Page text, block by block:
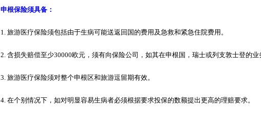
申根保险须具备 ：
1. 旅游医疗保险须包括由于生病可能送返回国的费用及急救和紧急住院费用。
2. 含损失赔偿至少30000欧元，须有向保险公司，如其在申根国，瑞士或列支敦士登的业
3. 旅游医疗保险须对整个申根区和旅游逗留期有效。
4. 在个别情况下，如对明显容易生病者必须根据要求投保的数额提出更高的理赔要求。